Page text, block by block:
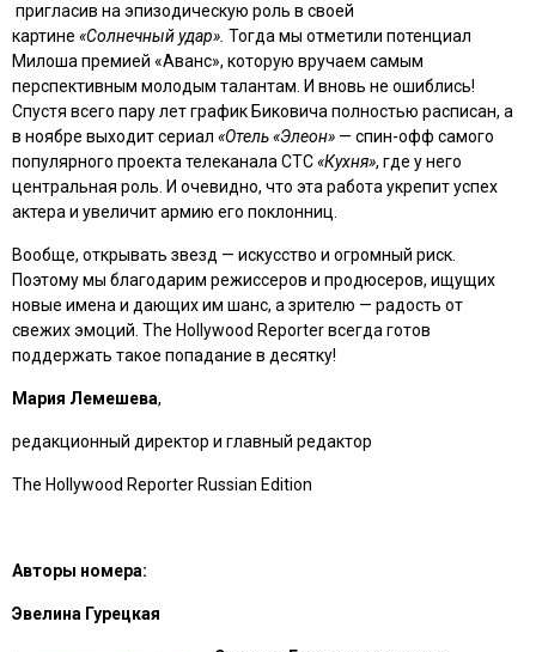
пригласив на эпизодическую роль в своей
картине «Солнечный удар». Тогда мы отметили потенциал
Милоша премией «Аванс», которую вручаем самым
перспективным молодым талантам. И вновь не ошиблись!
Спустя всего пару лет график Биковича полностью расписан, а
в ноябре выходит сериал «Отель «Элеон» — спин-офф самого
популярного проекта телеканала СТС«Кухня», где у него
центральная роль. И очевидно, что эта работа укрепит успех
актера и увеличит армию его поклонниц.
Вообще, открывать звезд — искусство и огромный риск.
Поэтому мы благодарим режиссеров и продюсеров, ищущих
новые имена и дающих им шанс, а зрителю — радость от
свежих эмоций. The Hollywood Reporter всегда готов
поддержать такое попадание в десятку!
Мария Лемешева,
редакционный директор и главный редактор
The Hollywood Reporter Russian Edition
Авторы номера:
Эвелина Гурецкая